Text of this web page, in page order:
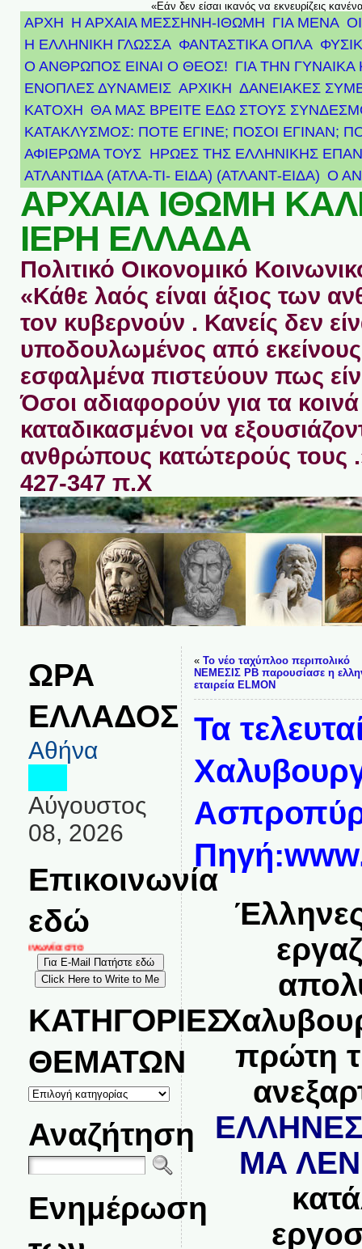
«Εάν δεν είσαι ικανός να εκνευρίζεις
ΑΡΧΗ Η ΑΡΧΑΙΑ ΜΕΣΣΗΝΗ-ΙΘΩΜΗ ΓΙΑ ΜΕΝΑ
Η ΕΛΛΗΝΙΚΗ ΓΛΩΣΣΑ ΦΑΝΤΑΣΤΙΚΑ ΟΠΛΑ
Ο ΑΝΘΡΩΠΟΣ ΕΙΝΑΙ Ο ΘΕΟΣ! ΓΙΑ ΤΗΝ ΓΥΝΑΙΚΑ
ΕΝΟΠΛΕΣ ΔΥΝΑΜΕΙΣ ΑΡΧΙΚΉ ΔΑΝΕΙΑΚΕΣ
ΚΑΤΟΧΗ ΘΑ ΜΑΣ ΒΡΕΙΤΕ ΕΔΩ ΣΤΟΥΣ
ΚΑΤΑΚΛΥΣΜΟΣ: ΠΟΤΕ ΕΓΙΝΕ; ΠΟΣΟΙ ΕΓΙΝΑΝ;
ΑΦΙΈΡΩΜΑ ΤΟΥΣ ΉΡΩΕΣ ΤΗΣ ΕΛΛΗΝΙΚΉΣ
ΑΤΛΑΝΤΊΔΑ (ΑΤΛΑ-ΤΙ- ΕΙΔΑ) (ΑΤΛΑΝΤ-ΕΙΔΑ) Ο
ΑΡΧΑΙΑ ΙΘΩΜΗ
ΙΕΡΗ ΕΛΛΑΔΑ
Πολιτικό Οικονομικό
«Κάθε λαός είναι άξιος των
τον κυβερνούν . Κανείς δεν
υποδουλωμένος από
εσφαλμένα πιστεύουν πως
Όσοι αδιαφορούν για τα κοινά
καταδικασμένοι να
ανθρώπους κατώτερούς τους
427-347 π.Χ
ΩΡΑ
ΕΛΛΑΔΟΣ
Αθήνα
Αύγουστος
08, 2026
Επικοινωνία
εδώ
στο
ΚΑΤΗΓΟΡΙΕΣ
ΘΕΜΑΤΩΝ
ΚΑΤΗΓΟΡΙΕΣ
ΘΕΜΑΤΩΝ
Αναζήτηση
Ενημέρωση
« Το νέο ταχύπλοο περιπολικό
ΝΕΜΕΣΙΣ PB παρουσίασε η
εταιρεία ELMON
Τα
πρώτη
ΜΑ